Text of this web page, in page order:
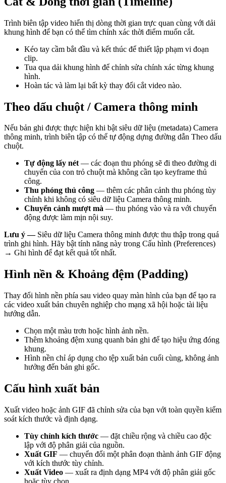
Trình biên tập video hiển thị dòng thời gian trực quan cùng với dải
khung hình để bạn có thể tìm chính xác thời điểm muốn cắt.
Kéo tay cầm bắt đầu và kết thúc để thiết lập phạm vi đoạn
clip.
Tua qua dải khung hình để chỉnh sửa chính xác từng khung
hình.
Hoàn tác và làm lại bất kỳ thay đổi cắt video nào.
Theo dấu chuột / Camera thông minh
Nếu bản ghi được thực hiện khi bật siêu dữ liệu (metadata) Camera
thông minh, trình biên tập có thể tự động dựng đường dẫn Theo dấu
chuột.
Tự động lấy nét— các đoạn thu phóng sẽ đi theo đường di
chuyển của con trỏ chuột mà không cần tạo keyframe thủ
công.
Thu phóng thủ công — thêm các phân cảnh thu phóng tùy
chỉnh khi không có siêu dữ liệu Camera thông minh.
Chuyển cảnh mượt mà — thu phóng vào và ra với chuyển
động được làm mịn nội suy.
Lưu ý —Siêu dữ liệu Camera thông minh được thu thập trong quá
trình ghi hình. Hãy bật tính năng này trong Cấu hình (Preferences)
→ Ghi hình để đạt kết quả tốt nhất.
Hình nền & Khoảng đệm (Padding)
Thay đổi hình nền phía sau video quay màn hình của bạn để tạo ra
các video xuất bản chuyên nghiệp cho mạng xã hội hoặc tài liệu
hướng dẫn.
Chọn một màu trơn hoặc hình ảnh nền.
Thêm khoảng đệm xung quanh bản ghi để tạo hiệu ứng đóng
khung.
Hình nền chỉ áp dụng cho tệp xuất bản cuối cùng, không ảnh
hưởng đến bản ghi gốc.
Cấu hình xuất bản
Xuất video hoặc ảnh GIF đã chỉnh sửa của bạn với toàn quyền kiểm
soát kích thước và định dạng.
Tùy chỉnh kích thước — đặt chiều rộng và chiều cao độc
lập với độ phân giải của nguồn.
Xuất GIF — chuyển đổi một phân đoạn thành ảnh GIF động
với kích thước tùy chỉnh.
Xuất Video — xuất ra định dạng MP4 với độ phân giải gốc
hoặc tùy chọn.